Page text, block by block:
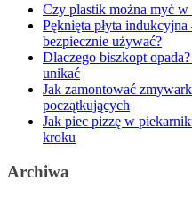
Czy plastik można myć
Pęknięta płyta
bezpiecznie używać?
Dlaczego biszkopt
unikać
Jak zamontować
początkujących
Jak piec pizzę w
kroku
Archiwa